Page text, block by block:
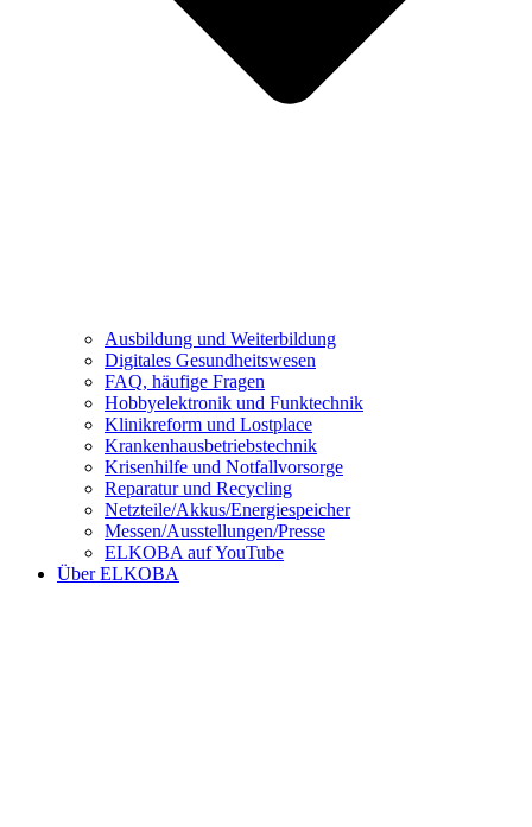
Ausbildung und Weiterbildung
Digitales Gesundheitswesen
FAQ, häufige Fragen
Hobbyelektronik und Funktechnik
Klinikreform und Lostplace
Krankenhausbetriebstechnik
Krisenhilfe und Notfallvorsorge
Reparatur und Recycling
Netzteile/Akkus/Energiespeicher
Messen/Ausstellungen/Presse
ELKOBA auf YouTube
Über ELKOBA